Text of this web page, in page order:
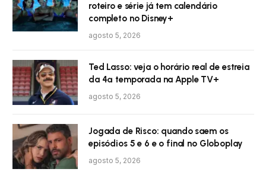
roteiro e série já tem calendário
completo no Disney+
agosto 5, 2026
Ted Lasso: veja o horário real de estreia
da 4ª temporada na Apple TV+
agosto 5, 2026
Jogada de Risco: quando saem os
episódios 5 e 6 e o final no Globoplay
agosto 5, 2026